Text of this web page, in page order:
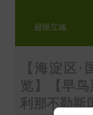
超级立减
【海淀区·
览】【早
利那不勒斯